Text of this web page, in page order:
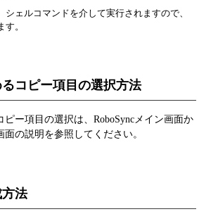
シェルコマンドを介して実行されますので、
。
コピー項目の選択方法
ピー項目の選択は、RoboSyncメイン画面か
の説明を参照してください。
法